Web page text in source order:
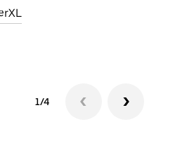
1/4